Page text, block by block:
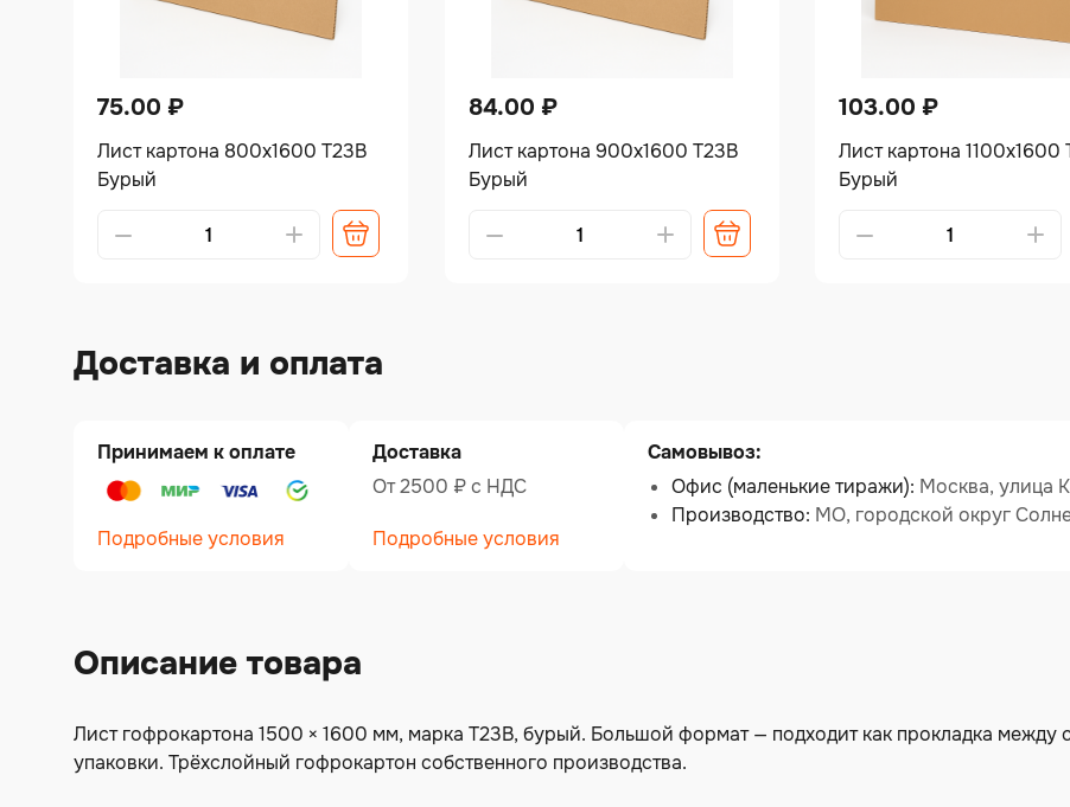
75.00 ₽
Лист картона 800х1600 Т23В
Бурый
84.00 ₽
Лист картона 900х1600 Т23В
Бурый
103.00 ₽
Лист картона 1100х1600
Бурый
Доставка и оплата
Принимаем к оплате
Подробные условия
Доставка
От 2500 ₽ c НДС
Подробные условия
Самовывоз:
Офис (маленькие тиражи): Москва, улица
Производство: МО, городской округ
Описание товара
Лист гофрокартона 1500 × 1600 мм, марка Т23В, бурый. Большой формат — подходит как прокладка между
упаковки. Трёхслойный гофрокартон собственного производства.